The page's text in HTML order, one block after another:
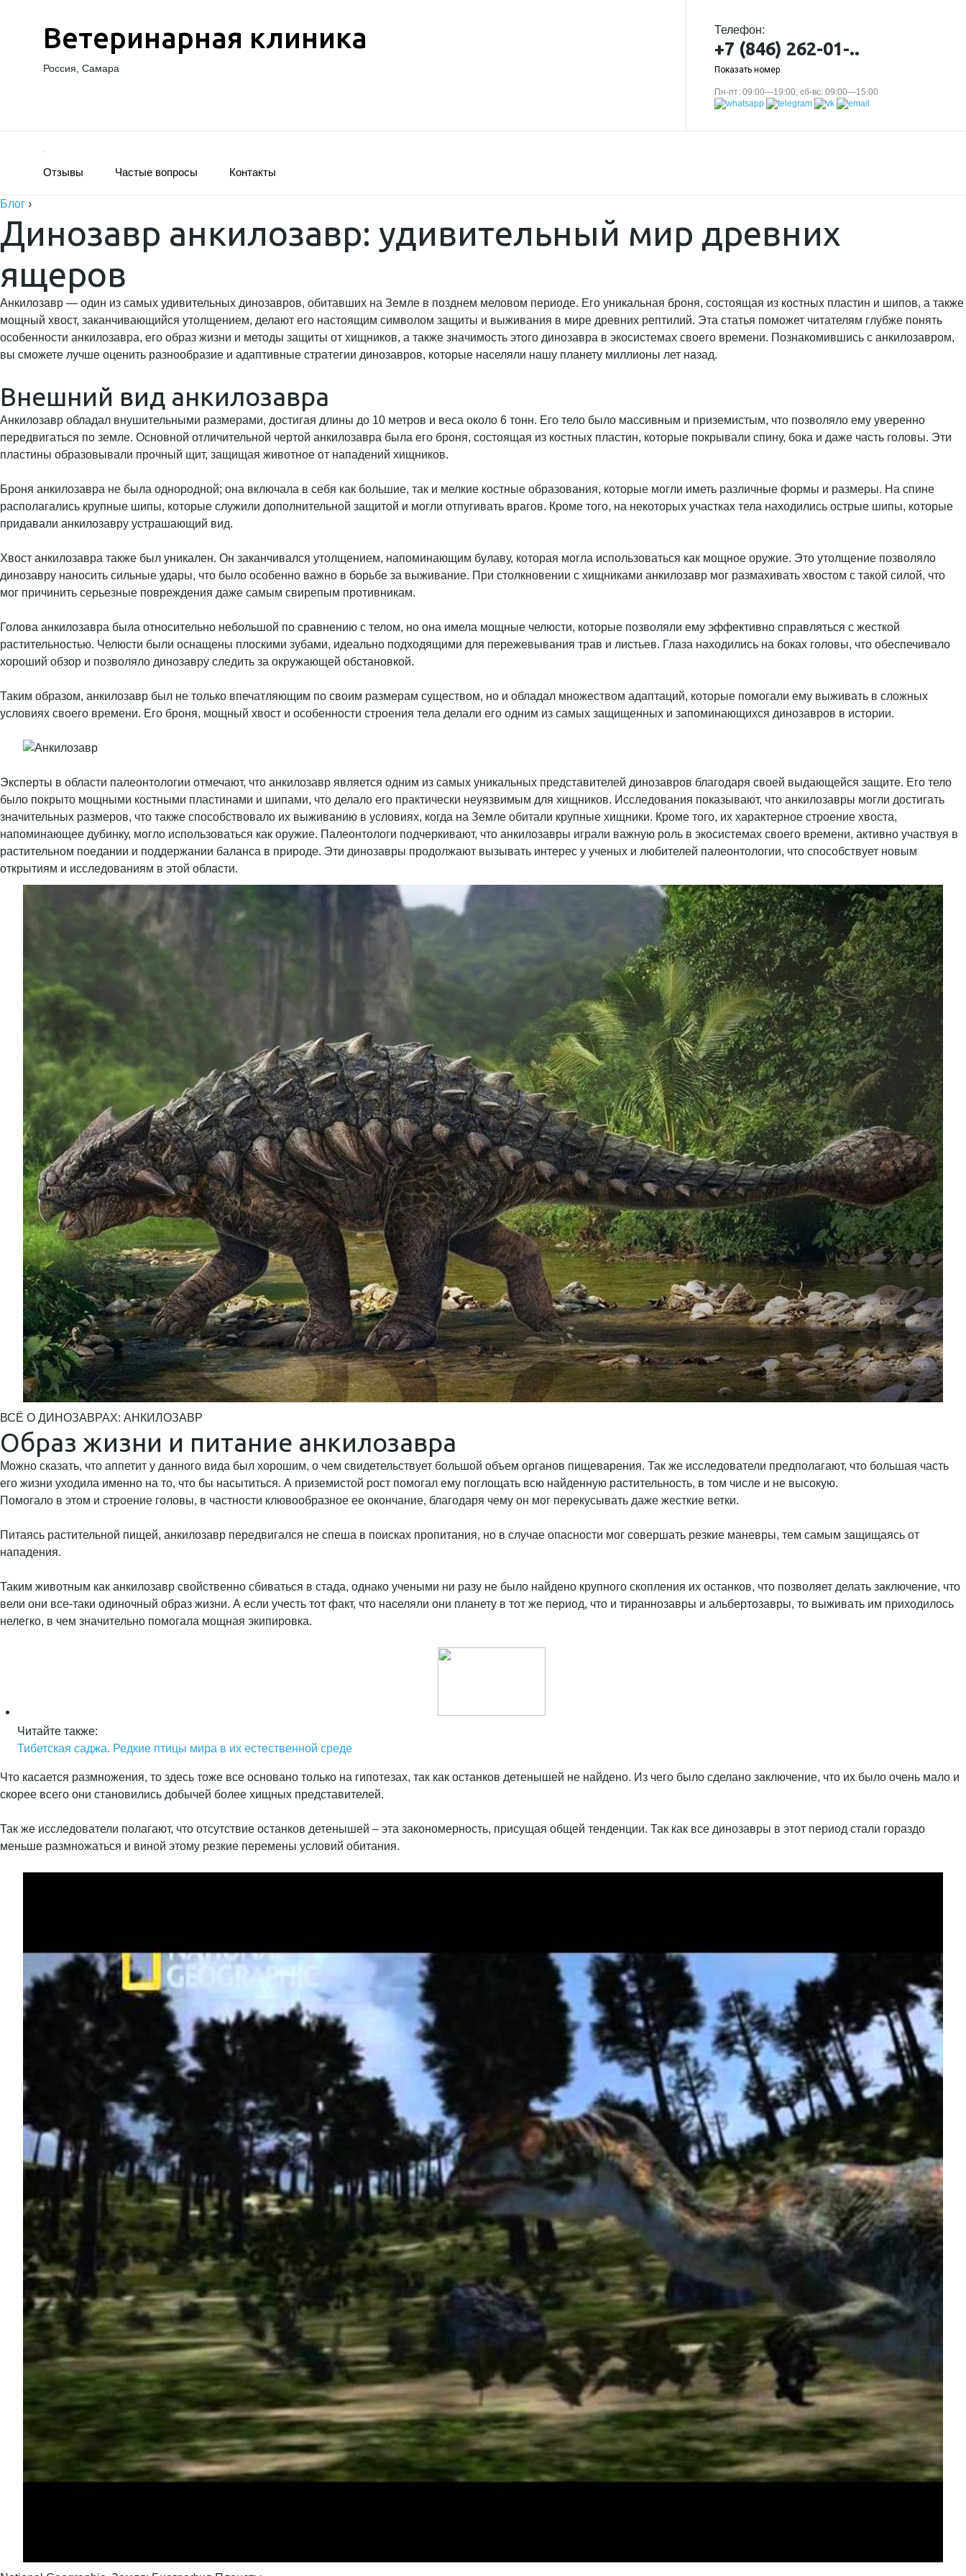
Ветеринарная клиника
Россия, Самара
Телефон:
+7 (846) 262-01-..
Показать номер
Пн-пт: 09:00—19:00; сб-вс: 09:00—15:00
Отзывы Частые вопросы Контакты
Блог ›
Динозавр анкилозавр: удивительный мир древних
ящеров
Анкилозавр — один из самых удивительных динозавров, обитавших на Земле в позднем меловом периоде. Его уникальная броня, состоящая из костных пластин и шипов, а также
мощный хвост, заканчивающийся утолщением, делают его настоящим символом защиты и выживания в мире древних рептилий. Эта статья поможет читателям глубже понять
особенности анкилозавра, его образ жизни и методы защиты от хищников, а также значимость этого динозавра в экосистемах своего времени. Познакомившись с анкилозавром,
вы сможете лучше оценить разнообразие и адаптивные стратегии динозавров, которые населяли нашу планету миллионы лет назад.
Внешний вид анкилозавра
Анкилозавр обладал внушительными размерами, достигая длины до 10 метров и веса около 6 тонн. Его тело было массивным и приземистым, что позволяло ему уверенно
передвигаться по земле. Основной отличительной чертой анкилозавра была его броня, состоящая из костных пластин, которые покрывали спину, бока и даже часть головы. Эти
пластины образовывали прочный щит, защищая животное от нападений хищников.
Броня анкилозавра не была однородной; она включала в себя как большие, так и мелкие костные образования, которые могли иметь различные формы и размеры. На спине
располагались крупные шипы, которые служили дополнительной защитой и могли отпугивать врагов. Кроме того, на некоторых участках тела находились острые шипы, которые
придавали анкилозавру устрашающий вид.
Хвост анкилозавра также был уникален. Он заканчивался утолщением, напоминающим булаву, которая могла использоваться как мощное оружие. Это утолщение позволяло
динозавру наносить сильные удары, что было особенно важно в борьбе за выживание. При столкновении с хищниками анкилозавр мог размахивать хвостом с такой силой, что
мог причинить серьезные повреждения даже самым свирепым противникам.
Голова анкилозавра была относительно небольшой по сравнению с телом, но она имела мощные челюсти, которые позволяли ему эффективно справляться с жесткой
растительностью. Челюсти были оснащены плоскими зубами, идеально подходящими для пережевывания трав и листьев. Глаза находились на боках головы, что обеспечивало
хороший обзор и позволяло динозавру следить за окружающей обстановкой.
Таким образом, анкилозавр был не только впечатляющим по своим размерам существом, но и обладал множеством адаптаций, которые помогали ему выживать в сложных
условиях своего времени. Его броня, мощный хвост и особенности строения тела делали его одним из самых защищенных и запоминающихся динозавров в истории.
Эксперты в области палеонтологии отмечают, что анкилозавр является одним из самых уникальных представителей динозавров благодаря своей выдающейся защите. Его тело
было покрыто мощными костными пластинами и шипами, что делало его практически неуязвимым для хищников. Исследования показывают, что анкилозавры могли достигать
значительных размеров, что также способствовало их выживанию в условиях, когда на Земле обитали крупные хищники. Кроме того, их характерное строение хвоста,
напоминающее дубинку, могло использоваться как оружие. Палеонтологи подчеркивают, что анкилозавры играли важную роль в экосистемах своего времени, активно участвуя в
растительном поедании и поддержании баланса в природе. Эти динозавры продолжают вызывать интерес у ученых и любителей палеонтологии, что способствует новым
открытиям и исследованиям в этой области.
ВСЁ О ДИНОЗАВРАХ: АНКИЛОЗАВР
Образ жизни и питание анкилозавра
Можно сказать, что аппетит у данного вида был хорошим, о чем свидетельствует большой объем органов пищеварения. Так же исследователи предполагают, что большая часть
его жизни уходила именно на то, что бы насытиться. А приземистой рост помогал ему поглощать всю найденную растительность, в том числе и не высокую.
Помогало в этом и строение головы, в частности клювообразное ее окончание, благодаря чему он мог перекусывать даже жесткие ветки.
Питаясь растительной пищей, анкилозавр передвигался не спеша в поисках пропитания, но в случае опасности мог совершать резкие маневры, тем самым защищаясь от
нападения.
Таким животным как анкилозавр свойственно сбиваться в стада, однако учеными ни разу не было найдено крупного скопления их останков, что позволяет делать заключение, что
вели они все-таки одиночный образ жизни. А если учесть тот факт, что населяли они планету в тот же период, что и тираннозавры и альбертозавры, то выживать им приходилось
нелегко, в чем значительно помогала мощная экипировка.
Читайте также:
Тибетская саджа. Редкие птицы мира в их естественной среде
Что касается размножения, то здесь тоже все основано только на гипотезах, так как останков детенышей не найдено. Из чего было сделано заключение, что их было очень мало и
скорее всего они становились добычей более хищных представителей.
Так же исследователи полагают, что отсутствие останков детенышей – эта закономерность, присущая общей тенденции. Так как все динозавры в этот период стали гораздо
меньше размножаться и виной этому резкие перемены условий обитания.